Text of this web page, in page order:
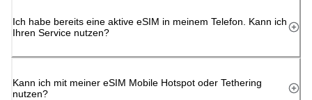
Ich habe bereits eine aktive eSIM in meinem Telefon. Kann ich
Ihren Service nutzen?
Kann ich mit meiner eSIM Mobile Hotspot oder Tethering
nutzen?